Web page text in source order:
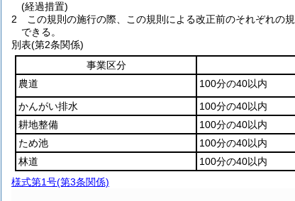
(経過措置)
2
この規則の施行の際、この規則による改正前のそれぞれの
できる。
別表(第2条関係)
事業区分
農道
100分の40以内
かんがい排水
100分の40以内
耕地整備
100分の40以内
ため池
100分の40以内
林道
100分の40以内
様式第1号(第3条関係)